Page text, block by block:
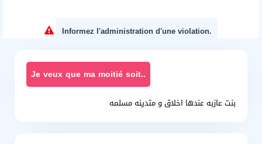
Informez l'administration d'une violation.
Je veux que ma moitié soit..
بنت عازبه عندها اخلاق و متدينه مسلمه